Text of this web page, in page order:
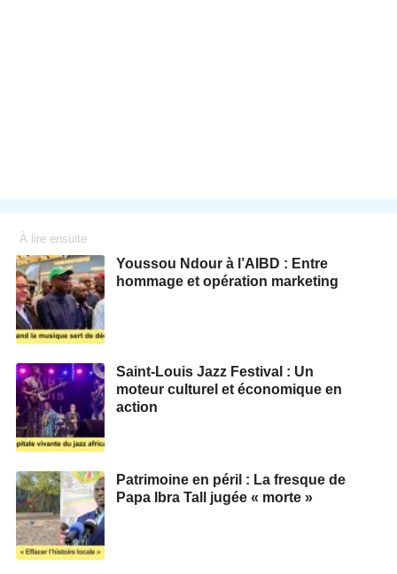
À lire ensuite
Youssou Ndour à l’AIBD : Entre
hommage et opération marketing
Saint-Louis Jazz Festival : Un
moteur culturel et économique en
action
Patrimoine en péril : La fresque de
Papa Ibra Tall jugée « morte »